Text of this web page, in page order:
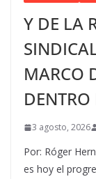
Y DE LA
MARCO
DENTRO
3 agosto, 2026
Por: Róger
es hoy el